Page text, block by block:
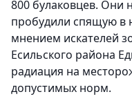
800 булаковцев. Они
пробудили спящую в
мнением искателей
Есильского района
радиация на
допустимых норм.